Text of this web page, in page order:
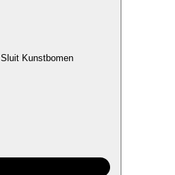
Sluit Kunstbomen